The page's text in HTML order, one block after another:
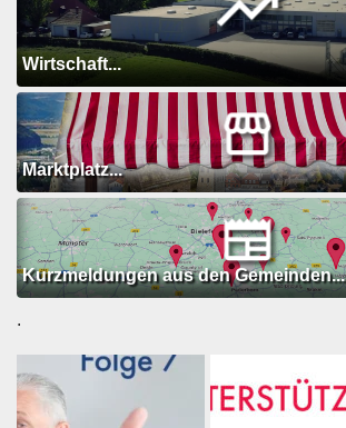
Wirtschaft...
Marktplatz...
Kurzmeldungen aus den Gemeinden...
.